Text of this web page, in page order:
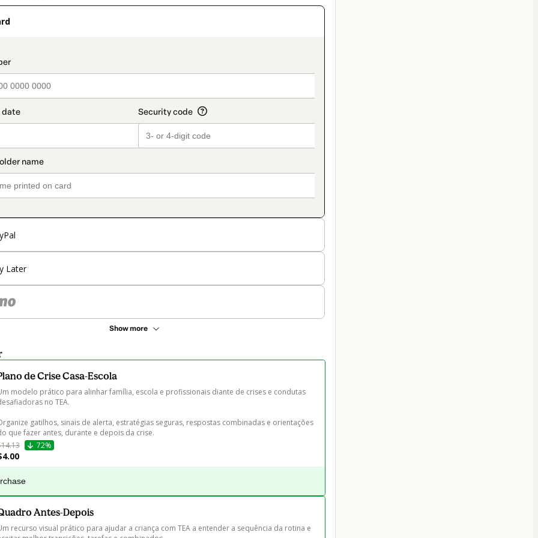
Later
Show more
de Crise Casa-Escola
modelo prático para alinhar família, escola e profissionais diante de crises e condutas
no TEA.
gatilhos, sinais de alerta, estratégias seguras, respostas combinadas e orientações
que fazer antes, durante e depois da crise.
72%
Antes-Depois
recurso visual prático para ajudar a criança com TEA a entender a sequência da rotina e